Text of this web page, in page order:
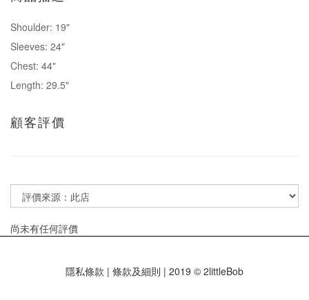
Shoulder: 19"
Sleeves: 24"
Chest: 44"
Length: 29.5"
顧客評價
尚未有任何評價
隱私條款 | 條款及細則 | 2019 © 2littleBob